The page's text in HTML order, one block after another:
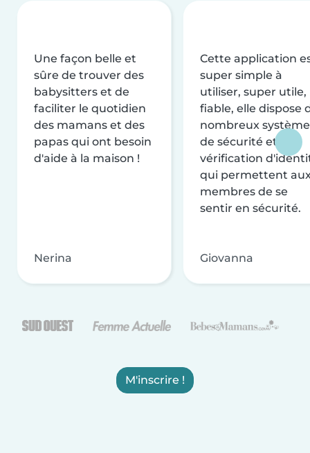
Une façon belle et
sûre de trouver des
babysitters et de
faciliter le quotidien
des mamans et des
papas qui ont besoin
d'aide à la maison !
Nerina
Cette application
super simple à
utiliser, super utile,
fiable, elle dispose
nombreux
de sécurité et de
vérification
qui permettent
membres de se
sentir en sécurité.
Giovanna
M'inscrire !